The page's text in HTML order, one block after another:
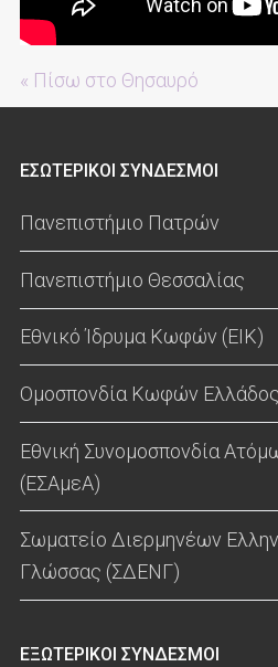
« Πίσω στο Θησαυρό
ΕΣΩΤΕΡΙΚΟΙ ΣΥΝΔΕΣΜΟΙ
Πανεπιστήμιο Πατρών
Πανεπιστήμιο Θεσσαλίας
Εθνικό Ίδρυμα Κωφών (ΕΙΚ)
Ομοσπονδία Κωφών
Εθνική Συνομοσπονδία
(ΕΣΑμεΑ)
Σωματείο Διερμηνέων
Γλώσσας (ΣΔΕΝΓ)
ΕΞΩΤΕΡΙΚΟΙ ΣΥΝΔΕΣΜΟΙ